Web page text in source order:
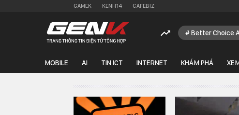
GAMEK KENH14 CAFEBIZ
Better Choice
MOBILE AI TIN ICT INTERNET KHÁM PHÁ